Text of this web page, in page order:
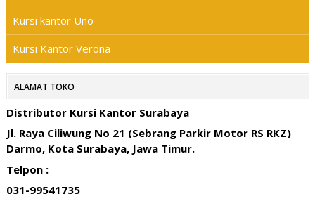
Kursi kantor Uno
Kursi Kantor Verona
ALAMAT TOKO
Distributor Kursi Kantor Surabaya
Jl. Raya Ciliwung No 21 (Sebrang Parkir Motor RS RKZ)
Darmo, Kota Surabaya, Jawa Timur.
Telpon :
031-99541735